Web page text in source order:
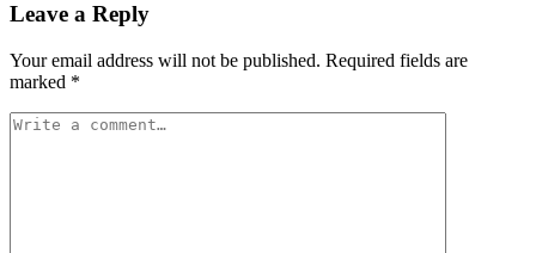
Leave a Reply
Your email address will not be published. Required fields are
marked *